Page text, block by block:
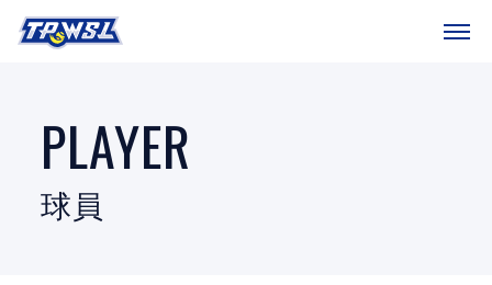
SITEMAP
球隊戰績
賽程表
PLAYER
球員